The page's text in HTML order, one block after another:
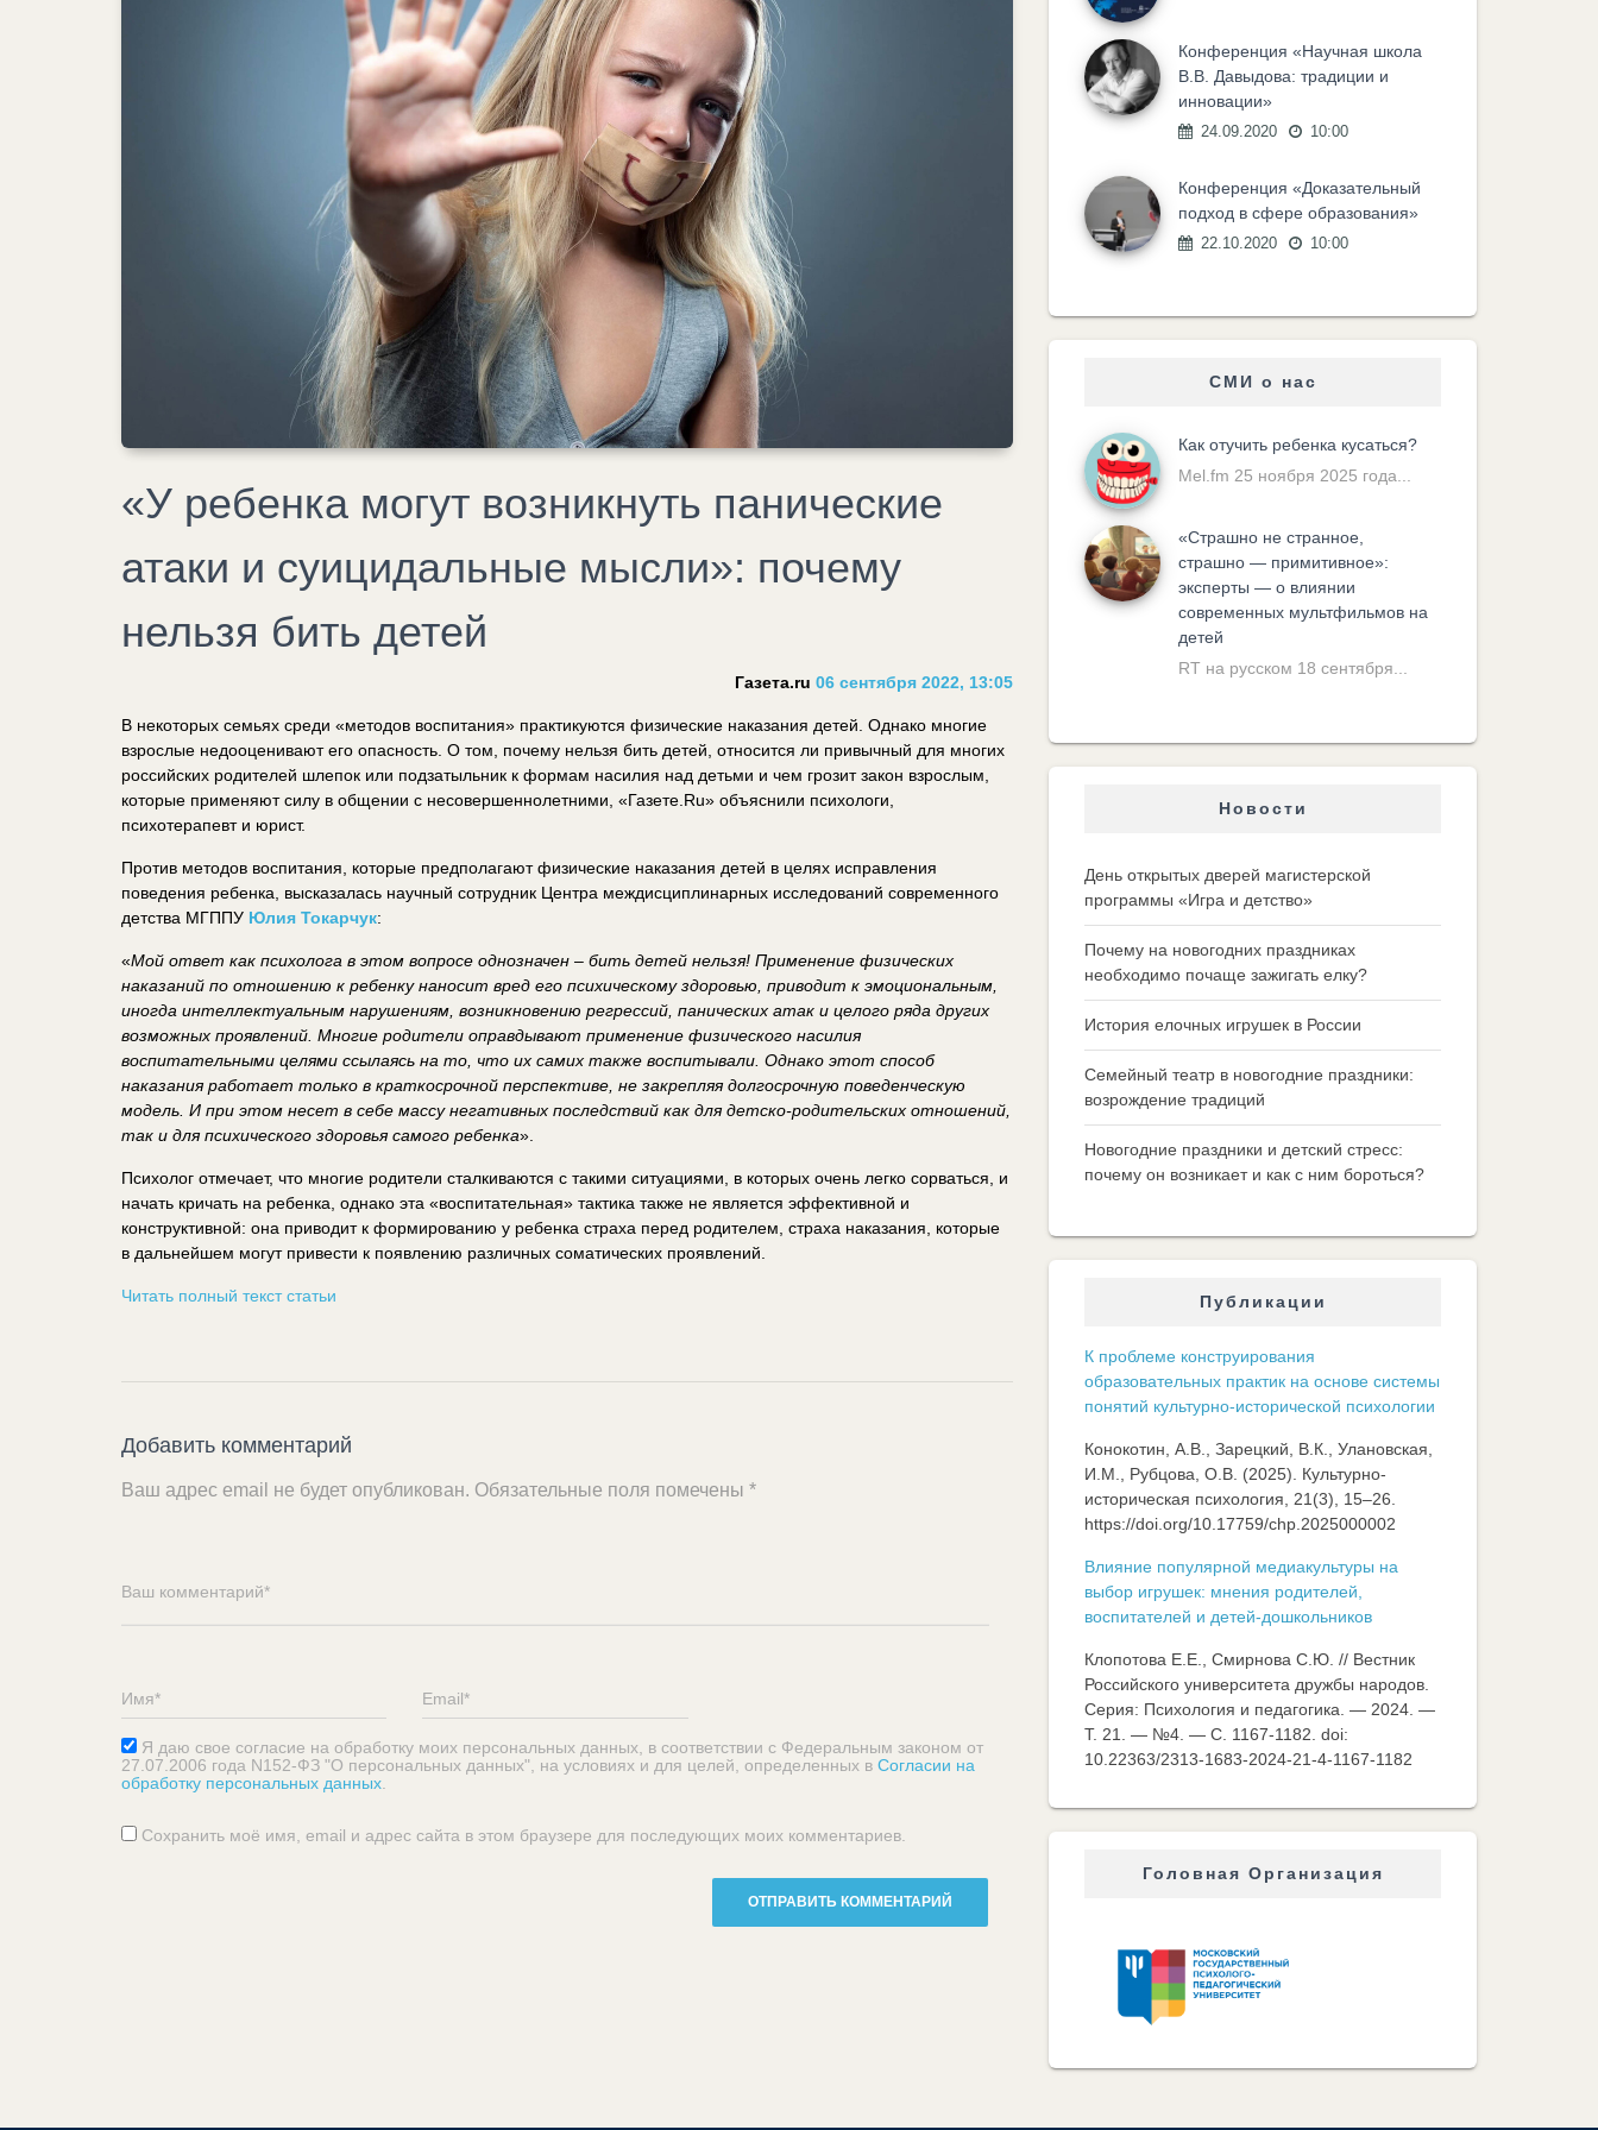
«У ребенка могут возникнуть панические
атаки и суицидальные мысли»: почему
нельзя бить детей
Газета.ru 06 сентября 2022, 13:05
В некоторых семьях среди «методов воспитания» практикуются физические наказания детей. Однако многие
взрослые недооценивают его опасность. О том, почему нельзя бить детей, относится ли привычный для многих
российских родителей шлепок или подзатыльник к формам насилия над детьми и чем грозит закон взрослым,
которые применяют силу в общении с несовершеннолетними, «Газете.Ru» объяснили психологи,
психотерапевт и юрист.
Против методов воспитания, которые предполагают физические наказания детей в целях исправления
поведения ребенка, высказалась научный сотрудник Центра междисциплинарных исследований современного
детства МГППУ Юлия Токарчук:
«Мой ответ как психолога в этом вопросе однозначен – бить детей нельзя! Применение физических
наказаний по отношению к ребенку наносит вред его психическому здоровью, приводит к эмоциональным,
иногда интеллектуальным нарушениям, возникновению регрессий, панических атак и целого ряда других
возможных проявлений. Многие родители оправдывают применение физического насилия
воспитательными целями ссылаясь на то, что их самих также воспитывали. Однако этот способ
наказания работает только в краткосрочной перспективе, не закрепляя долгосрочную поведенческую
модель. И при этом несет в себе массу негативных последствий как для детско-родительских отношений,
так и для психического здоровья самого ребенка».
Психолог отмечает, что многие родители сталкиваются с такими ситуациями, в которых очень легко сорваться, и
начать кричать на ребенка, однако эта «воспитательная» тактика также не является эффективной и
конструктивной: она приводит к формированию у ребенка страха перед родителем, страха наказания, которые
в дальнейшем могут привести к появлению различных соматических проявлений.
Читать полный текст статьи
Добавить комментарий
Ваш адрес email не будет опубликован. Обязательные поля помечены *
Я даю свое согласие на обработку моих персональных данных, в соответствии с Федеральным законом от
27.07.2006 года N152-ФЗ "О персональных данных", на условиях и для целей, определенных в Согласии на
обработку персональных данных
Сохранить моё имя, email и адрес сайта в этом браузере для последующих моих комментариев.
Конференция «Научная школа
В.В. Давыдова: традиции и
инновации»
24.09.2020 10:00
Конференция «Доказательный
подход в сфере образования»
22.10.2020 10:00
СМИ о нас
Как отучить ребенка кусаться?
Mel.fm 25 ноября 2025 года...
«Cтрашно не странное,
страшно — примитивное»:
эксперты — о влиянии
современных мультфильмов на
детей
RT на русском 18 сентября...
Новости
День открытых дверей магистерской
программы «Игра и детство»
Почему на новогодних праздниках
необходимо почаще зажигать елку?
История елочных игрушек в России
Семейный театр в новогодние праздники:
возрождение традиций
Новогодние праздники и детский стресс:
почему он возникает и как с ним бороться?
Публикации
К проблеме конструирования
образовательных практик на основе системы
понятий культурно-исторической психологии
Конокотин, А.В., Зарецкий, В.К., Улановская,
И.М., Рубцова, О.В. (2025). Культурно-
историческая психология, 21(3), 15–26.
https://doi.org/10.17759/chp.2025000002
Влияние популярной медиакультуры на
выбор игрушек: мнения родителей,
воспитателей и детей-дошкольников
Клопотова Е.Е., Смирнова С.Ю. // Вестник
Российского университета дружбы народов.
Серия: Психология и педагогика. — 2024. —
Т. 21. — №4. — C. 1167-1182. doi:
10.22363/2313-1683-2024-21-4-1167-1182
Головная Организация